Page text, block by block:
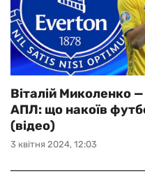
3 квітня 2024, 12:03
Віталій Миколенко
АПЛ: що накоїв
(відео)